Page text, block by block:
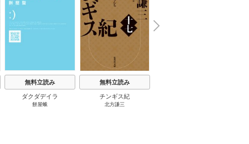
無料立読み
ダクダデイラ
餅屋蛾
無料立読み
チンギス紀
北方謙三
N
x